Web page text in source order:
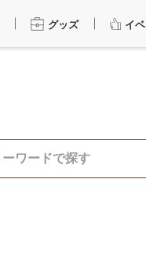
グッズ イ